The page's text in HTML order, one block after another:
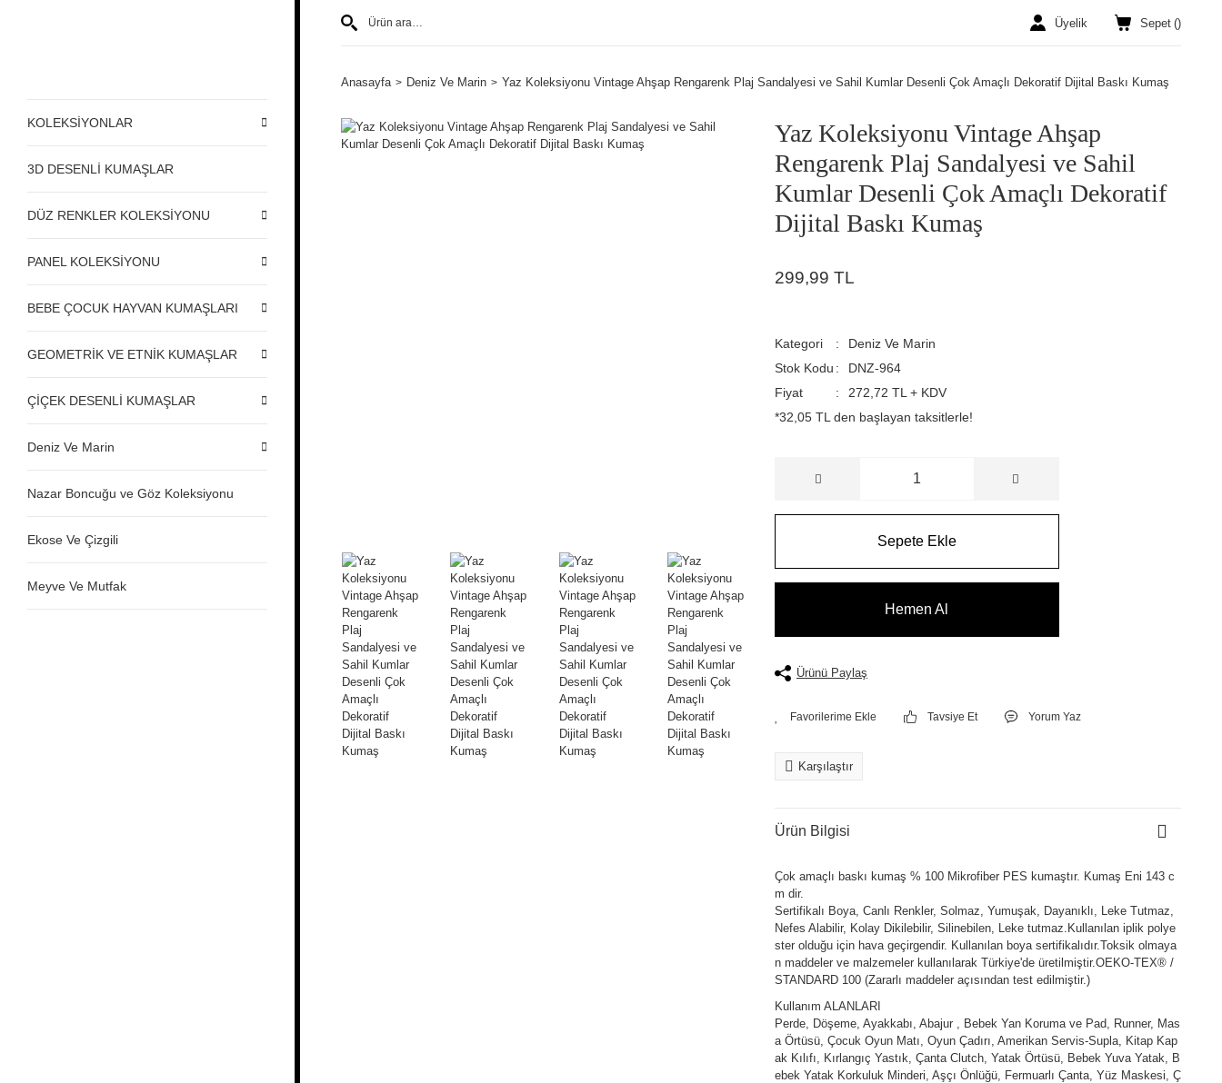
KOLEKSİYONLAR
3D DESENLİ KUMAŞLAR
DÜZ RENKLER KOLEKSİYONU
PANEL KOLEKSİYONU
BEBE ÇOCUK HAYVAN KUMAŞLARI
GEOMETRİK VE ETNİK KUMAŞLAR
ÇİÇEK DESENLİ KUMAŞLAR
Deniz Ve Marin
Nazar Boncuğu ve Göz Koleksiyonu
Ekose Ve Çizgili
Meyve Ve Mutfak
Üyelik Sepet ()
Anasayfa Deniz Ve Marin Yaz Koleksiyonu Vintage Ahşap Rengarenk Plaj Sandalyesi ve Sahil Kumlar Desenli Çok Amaçlı Dekoratif Dijital Baskı Kumaş
Yaz Koleksiyonu Vintage Ahşap
Rengarenk Plaj Sandalyesi ve Sahil
Kumlar Desenli Çok Amaçlı Dekoratif
Dijital Baskı Kumaş
299,99 TL
Kategori
Deniz Ve Marin
Stok Kodu
DNZ-964
Fiyat
272,72 TL + KDV
*32,05 TL den başlayan taksitlerle!
Sepete Ekle
Hemen Al
Ürünü Paylaş
Tavsiye Et Yorum Yaz
Karşılaştır
Ürün Bilgisi
Çok amaçlı baskı kumaş % 100 Mikrofiber PES kumaştır. Kumaş Eni 143 c
m dir.
Sertifikalı Boya, Canlı Renkler, Solmaz, Yumuşak, Dayanıklı, Leke Tutmaz,
Nefes Alabilir, Kolay Dikilebilir, Silinebilen, Leke tutmaz.Kullanılan iplik polye
ster olduğu için hava geçirgendir. Kullanılan boya sertifikalıdır.Toksik olmaya
n maddeler ve malzemeler kullanılarak Türkiye'de üretilmiştir.OEKO-TEX® /
STANDARD 100 (Zararlı maddeler açısından test edilmiştir.)
Kullanım ALANLARI
Perde, Döşeme, Ayakkabı, Abajur , Bebek Yan Koruma ve Pad, Runner, Mas
a Örtüsü, Çocuk Oyun Matı, Oyun Çadırı, Amerikan Servis-Supla, Kitap Kap
ak Kılıfı, Kırlangıç Yastık, Çanta Clutch, Yatak Örtüsü, Bebek Yuva Yatak, B
ebek Yatak Korkuluk Minderi, Aşçı Önlüğü, Fermuarlı Çanta, Yüz Maskesi, Ç